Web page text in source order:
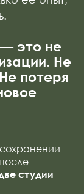
— это не
Не
потеря
студии